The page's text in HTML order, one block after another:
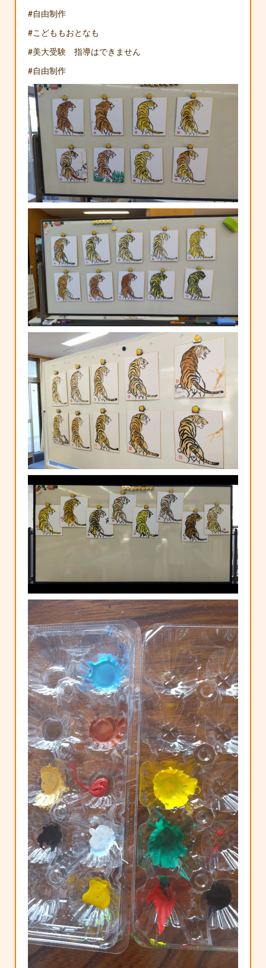
#自由制作
#こどももおとなも
#美大受験 指導はできません
#自由制作